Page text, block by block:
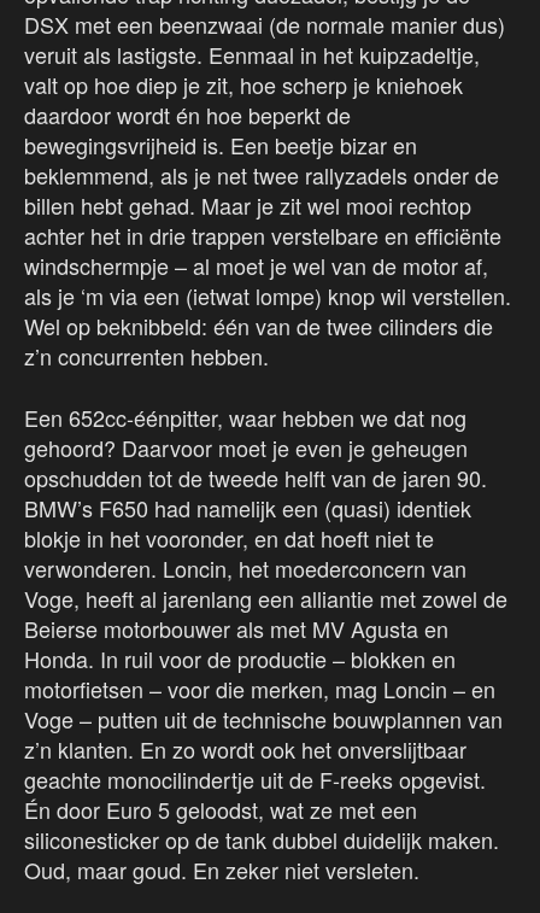
DSX met een beenzwaai (de normale manier dus)
veruit als lastigste. Eenmaal in het kuipzadeltje,
valt op hoe diep je zit, hoe scherp je kniehoek
daardoor wordt én hoe beperkt de
bewegingsvrijheid is. Een beetje bizar en
beklemmend, als je net twee rallyzadels onder de
billen hebt gehad. Maar je zit wel mooi rechtop
achter het in drie trappen verstelbare en efficiënte
windschermpje – al moet je wel van de motor af,
als je ‘m via een (ietwat lompe) knop wil verstellen.
Wel op beknibbeld: één van de twee cilinders die
z’n concurrenten hebben.
Een 652cc-éénpitter, waar hebben we dat nog
gehoord? Daarvoor moet je even je geheugen
opschudden tot de tweede helft van de jaren 90.
BMW’s F650 had namelijk een (quasi) identiek
blokje in het vooronder, en dat hoeft niet te
verwonderen. Loncin, het moederconcern van
Voge, heeft al jarenlang een alliantie met zowel de
Beierse motorbouwer als met MV Agusta en
Honda. In ruil voor de productie – blokken en
motorfietsen – voor die merken, mag Loncin – en
Voge – putten uit de technische bouwplannen van
z’n klanten. En zo wordt ook het onverslijtbaar
geachte monocilindertje uit de F-reeks opgevist.
Én door Euro 5 geloodst, wat ze met een
siliconesticker op de tank dubbel duidelijk maken.
Oud, maar goud. En zeker niet versleten.